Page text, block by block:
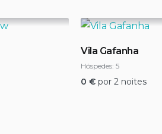
Vila Gafanha
Hóspedes: 5
0 € por 2 noites